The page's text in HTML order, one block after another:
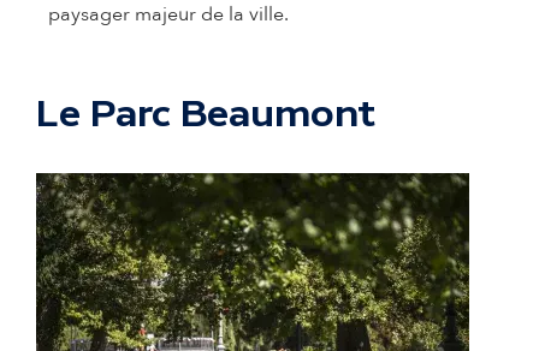
paysager majeur de la ville.
Le Parc Beaumont